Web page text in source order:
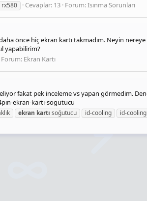
rx580 Cevaplar: 13 Forum:Isınma Sorunları
önce hiç ekran kartı takmadım. Neyin
yapabilirim?
Forum: Ekran Kartı
fakat pek inceleme vs yapan görmedim.
ekran-karti-sogutucu
ekran kartı soğutucu id-cooling id-